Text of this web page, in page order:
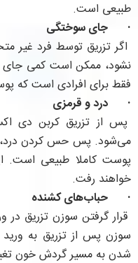
طبیعی است.
· جای سوختگی
اگر تزریق توسط فرد غیر
نشود، ممکن است کمی جای
فقط برای افرادی است که
· درد و قرمزی
پس از تزریق کربن دی
می‌شود. پس حس کردن
پوست کاملا طبیعی است.
خواهند رفت.
· حباب‌های کشنده
قرار گرفتن سوزن تزریق
سوزن پس از تزریق به
شدن به مسیر گردش خون